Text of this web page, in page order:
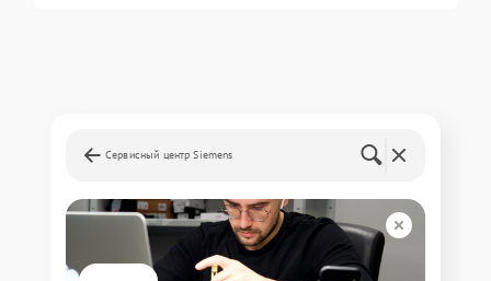
Сервисный центр Siemens